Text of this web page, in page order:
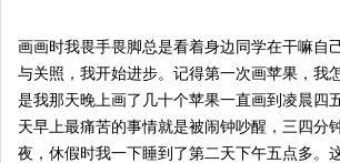
画画时我畏手畏脚总是看着身边同学在干嘛自
与关照，我开始进步。记得第一次画苹果，我
是我那天晚上画了几十个苹果一直画到凌晨四
天早上最痛苦的事情就是被闹钟吵醒，三四分
夜，休假时我一下睡到了第二天下午五点多。